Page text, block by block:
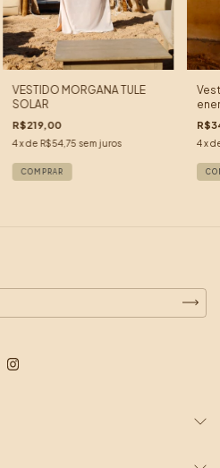
VESTIDO MORGANA TULE
SOLAR
R$219,00
4x de R$54,75 sem juros
COMPRAR
4 x